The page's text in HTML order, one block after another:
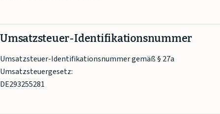
Umsatzsteuer-Identifikationsnummer
Umsatzsteuer-Identifikationsnummer gemäß § 27a
Umsatzsteuergesetz:
DE293255281